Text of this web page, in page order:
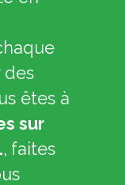
des
êtes à
sur
, faites